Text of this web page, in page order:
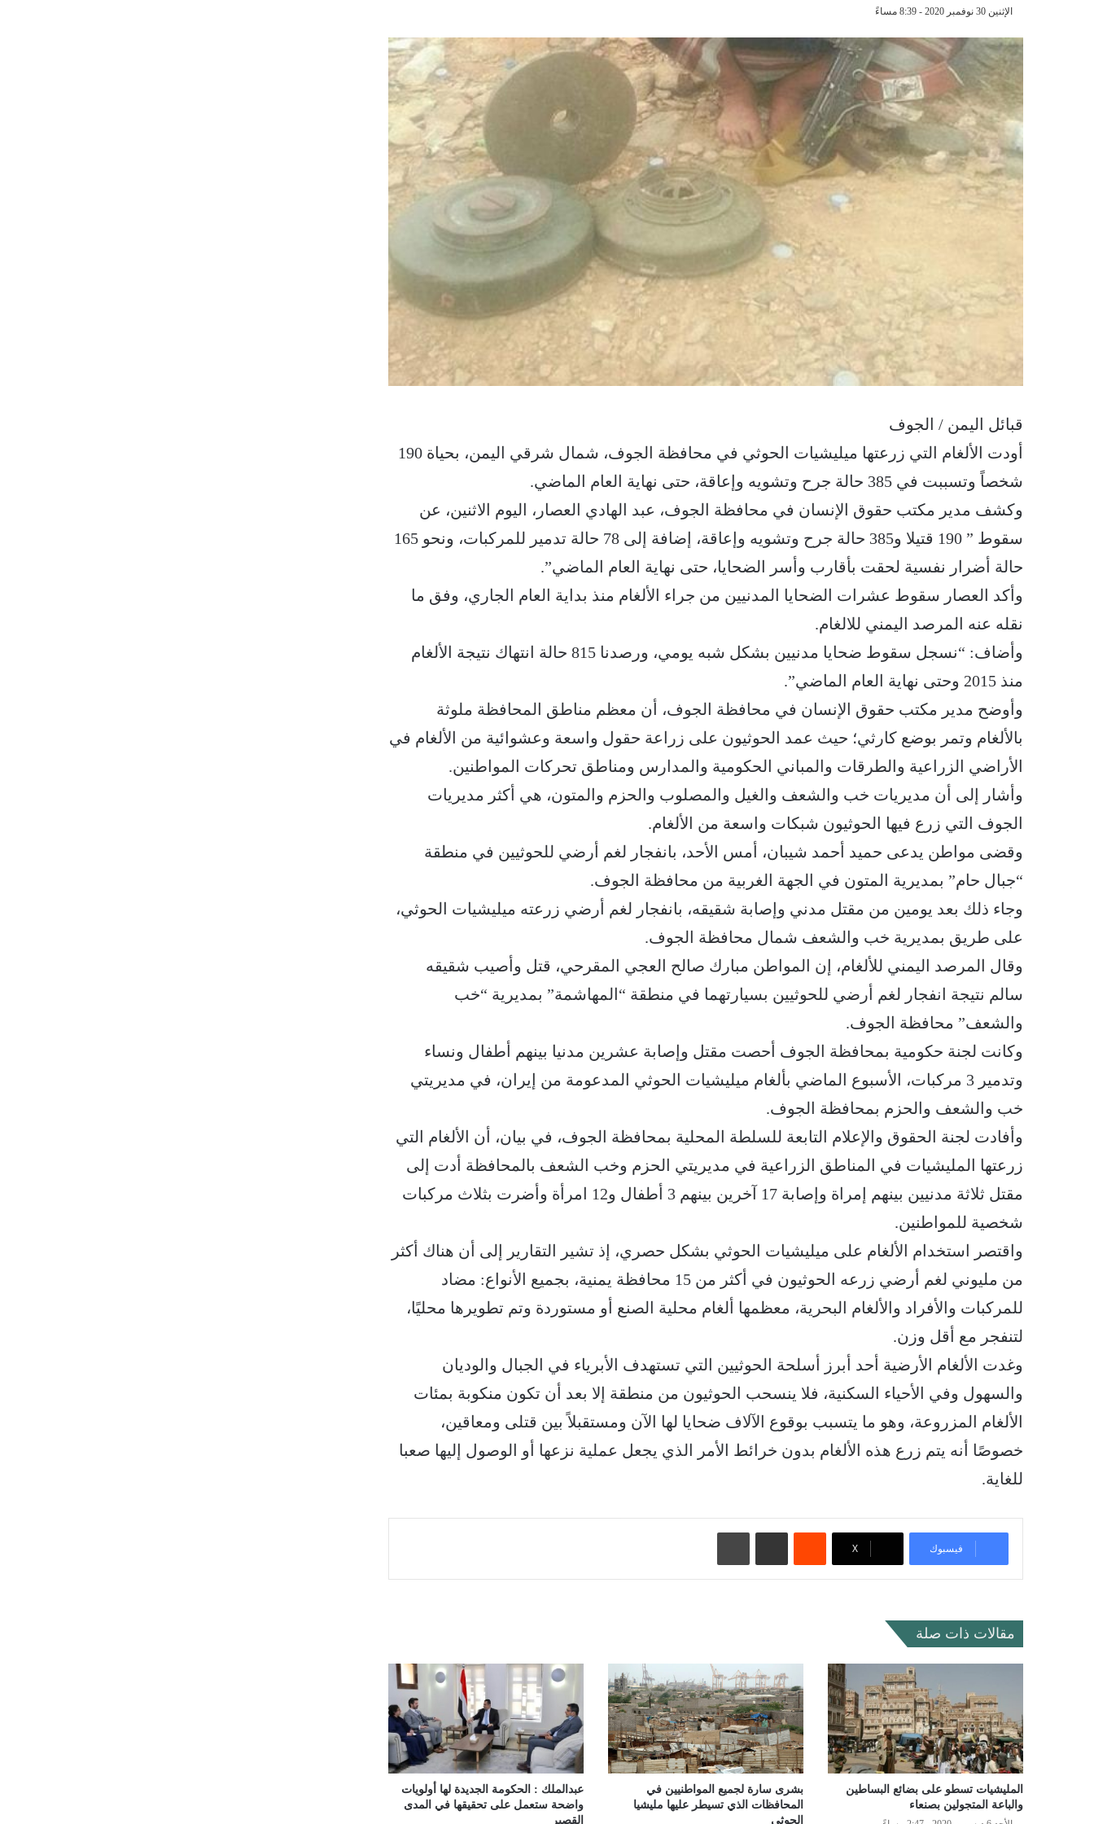
الإثنين 30 نوفمبر 2020 - 8:39 مساءً
قبائل اليمن / الجوف
أودت الألغام التي زرعتها ميليشيات الحوثي في محافظة الجوف، شمال شرقي اليمن، بحياة 190
شخصاً وتسببت في 385 حالة جرح وتشويه وإعاقة، حتى نهاية العام الماضي.
وكشف مدير مكتب حقوق الإنسان في محافظة الجوف، عبد الهادي العصار، اليوم الاثنين، عن
سقوط ” 190 قتيلا و385 حالة جرح وتشويه وإعاقة، إضافة إلى 78 حالة تدمير للمركبات، ونحو 165
حالة أضرار نفسية لحقت بأقارب وأسر الضحايا، حتى نهاية العام الماضي”.
وأكد العصار سقوط عشرات الضحايا المدنيين من جراء الألغام منذ بداية العام الجاري، وفق ما
نقله عنه المرصد اليمني للالغام.
وأضاف: “نسجل سقوط ضحايا مدنيين بشكل شبه يومي، ورصدنا 815 حالة انتهاك نتيجة الألغام
منذ 2015 وحتى نهاية العام الماضي”.
وأوضح مدير مكتب حقوق الإنسان في محافظة الجوف، أن معظم مناطق المحافظة ملوثة
بالألغام وتمر بوضع كارثي؛ حيث عمد الحوثيون على زراعة حقول واسعة وعشوائية من الألغام في
الأراضي الزراعية والطرقات والمباني الحكومية والمدارس ومناطق تحركات المواطنين.
وأشار إلى أن مديريات خب والشعف والغيل والمصلوب والحزم والمتون، هي أكثر مديريات
الجوف التي زرع فيها الحوثيون شبكات واسعة من الألغام.
وقضى مواطن يدعى حميد أحمد شيبان، أمس الأحد، بانفجار لغم أرضي للحوثيين في منطقة
“جبال حام” بمديرية المتون في الجهة الغربية من محافظة الجوف.
وجاء ذلك بعد يومين من مقتل مدني وإصابة شقيقه، بانفجار لغم أرضي زرعته ميليشيات الحوثي،
على طريق بمديرية خب والشعف شمال محافظة الجوف.
وقال المرصد اليمني للألغام، إن المواطن مبارك صالح العجي المقرحي، قتل وأصيب شقيقه
سالم نتيجة انفجار لغم أرضي للحوثيين بسيارتهما في منطقة “المهاشمة” بمديرية “خب
والشعف” محافظة الجوف.
وكانت لجنة حكومية بمحافظة الجوف أحصت مقتل وإصابة عشرين مدنيا بينهم أطفال ونساء
وتدمير 3 مركبات، الأسبوع الماضي بألغام ميليشيات الحوثي المدعومة من إيران، في مديريتي
خب والشعف والحزم بمحافظة الجوف.
وأفادت لجنة الحقوق والإعلام التابعة للسلطة المحلية بمحافظة الجوف، في بيان، أن الألغام التي
زرعتها المليشيات في المناطق الزراعية في مديريتي الحزم وخب الشعف بالمحافظة أدت إلى
مقتل ثلاثة مدنيين بينهم إمراة وإصابة 17 آخرين بينهم 3 أطفال و12 امرأة وأضرت بثلاث مركبات
شخصية للمواطنين.
واقتصر استخدام الألغام على ميليشيات الحوثي بشكل حصري، إذ تشير التقارير إلى أن هناك أكثر
من مليوني لغم أرضي زرعه الحوثيون في أكثر من 15 محافظة يمنية، بجميع الأنواع: مضاد
للمركبات والأفراد والألغام البحرية، معظمها ألغام محلية الصنع أو مستوردة وتم تطويرها محليًا،
لتنفجر مع أقل وزن.
وغدت الألغام الأرضية أحد أبرز أسلحة الحوثيين التي تستهدف الأبرياء في الجبال والوديان
والسهول وفي الأحياء السكنية، فلا ينسحب الحوثيون من منطقة إلا بعد أن تكون منكوبة بمئات
الألغام المزروعة، وهو ما يتسبب بوقوع الآلاف ضحايا لها الآن ومستقبلاً بين قتلى ومعاقين،
خصوصًا أنه يتم زرع هذه الألغام بدون خرائط الأمر الذي يجعل عملية نزعها أو الوصول إليها صعبا
للغاية.
فيسبوك ‫X
مقالات ذات صلة
المليشيات تسطو على بضائع البساطين
والباعة المتجولين بصنعاء
بشرى سارة لجميع المواطنيين في
المحافظات الذي تسيطر عليها مليشيا
الحوثي
عبدالملك : الحكومة الجديدة لها أولويات
واضحة ستعمل على تحقيقها في المدى
القصير